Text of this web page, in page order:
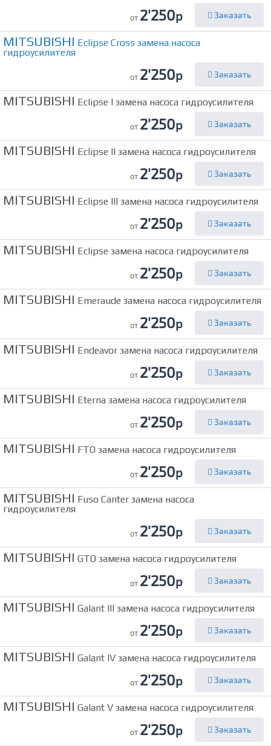
от 2'250р Заказать
MITSUBISHI Eclipse Cross замена насоса
гидроусилителя
от 2'250р Заказать
MITSUBISHI Eclipse I замена насоса гидроусилителя
от 2'250р Заказать
MITSUBISHI Eclipse II замена насоса гидроусилителя
от 2'250р Заказать
MITSUBISHI Eclipse III замена насоса гидроусилителя
от 2'250р Заказать
MITSUBISHI Eclipse замена насоса гидроусилителя
от 2'250р Заказать
MITSUBISHI Emeraude замена насоса гидроусилителя
от 2'250р Заказать
MITSUBISHI Endeavor замена насоса гидроусилителя
от 2'250р Заказать
MITSUBISHI Eterna замена насоса гидроусилителя
от 2'250р Заказать
MITSUBISHI FTO замена насоса гидроусилителя
от 2'250р Заказать
MITSUBISHI Fuso Canter замена насоса
гидроусилителя
от 2'250р Заказать
MITSUBISHI GTO замена насоса гидроусилителя
от 2'250р Заказать
MITSUBISHI Galant III замена насоса гидроусилителя
от 2'250р Заказать
MITSUBISHI Galant IV замена насоса гидроусилителя
от 2'250р Заказать
MITSUBISHI Galant V замена насоса гидроусилителя
от 2'250р Заказать